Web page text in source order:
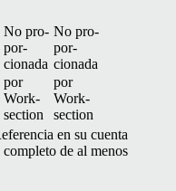
No pro­
por­
ciona­da
No pro­
por­
ciona­da
por
Work­
sec­tion
por
Work­
sec­tion
en su cuen­ta
com­ple­to de al menos